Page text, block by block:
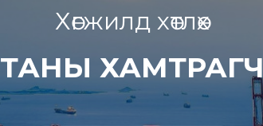
Хөгжилд хөтлөх
ТАНЫ ХАМТРАГЧ